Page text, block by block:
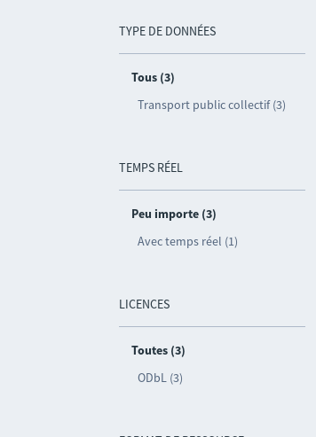
TYPE DE DONNÉES
Tous (3)
Transport public collectif (3)
TEMPS RÉEL
Peu importe (3)
Avec temps réel (1)
LICENCES
Toutes (3)
ODbL (3)